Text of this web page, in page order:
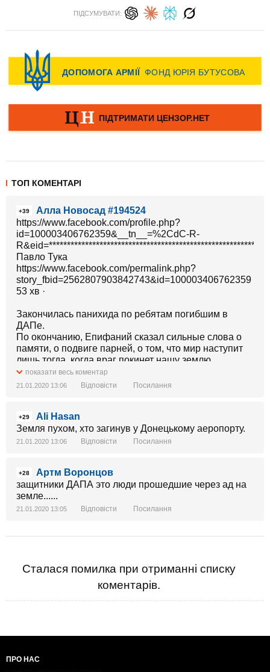
ПІДСУМУВАТИ:
ТОП КОМЕНТАРІ
+39
Алла Новосад #194524
https://www.facebook.com/profile.php?
id=100003406762359&__tn__=%2CdC-R-
Павло Тука
https://www.facebook.com/permalink.php?
story_fbid=2562807903842743&id=100003406762359
53 хв ·
Закончилась панихида по ребятам погибшим в
ДАПе.
По окончанию, Епифаний сказал сильные слова о
памяти, о подвиге парней, о том, что мир наступит
лишь тогда, когда враг покинет нашу землю.
А я смотрел на лица побратимов и думал о том,
разнорабочие.
Откуда такая сила духа? Они же понимали , что едут
в один конец...
о погибших братьях! во имя нашей с вами страны и
будущего детей!
Вечная память тем, кто уже на небесах
показати весь коментар
21.01.2020 13:06 Відповісти Посилання
+29
Ali Hasan
Земля пухом, хто загинув у Донецькому аеропорту.
21.01.2020 13:06 Відповісти Посилання
+28
Артм Воронцов
защитники ДАПА это люди прошедшие через ад на
земле......
21.01.2020 13:05 Відповісти Посилання
Сталася помилка при отриманні списку
коментарів.
ПРО НАС